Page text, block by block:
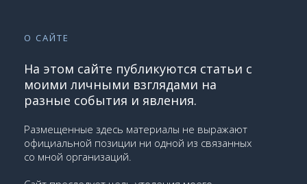
О САЙТЕ
На этом сайте публикуются статьи с
моими личными взглядами на
разные события и явления.
Размещенные здесь материалы не выражают
официальной позиции ни одной из связанных
со мной организаций.